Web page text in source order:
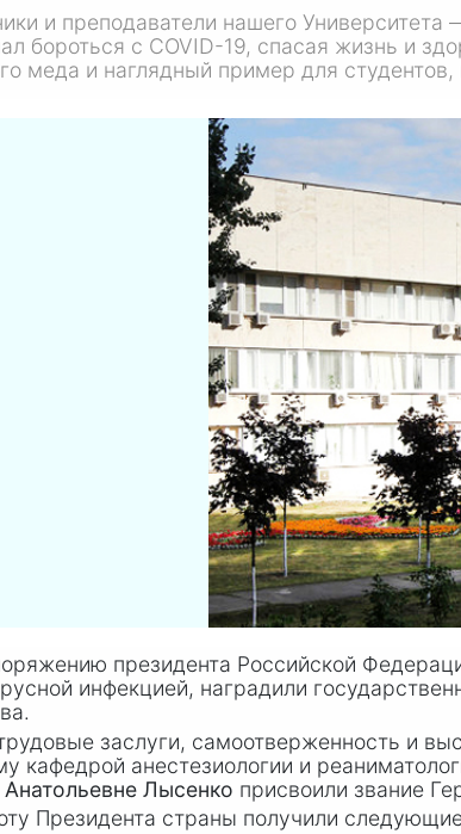
и преподаватели нашего
бороться с COVID-19, спасая жизнь и
меда и наглядный пример для
президента Российской
инфекцией, наградили
заслуги, самоотверженность и
кафедрой анестезиологии и
Лысенко присвоили звание
Президента страны получили